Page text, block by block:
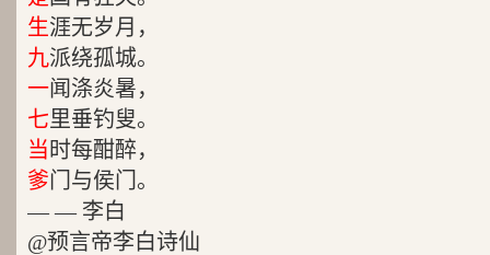
生涯无岁月，
九派绕孤城。
一闻涤炎暑，
七里垂钓叟。
当 时每酣醉，
爹门与侯门。
— — 李白
@预言帝李白诗仙